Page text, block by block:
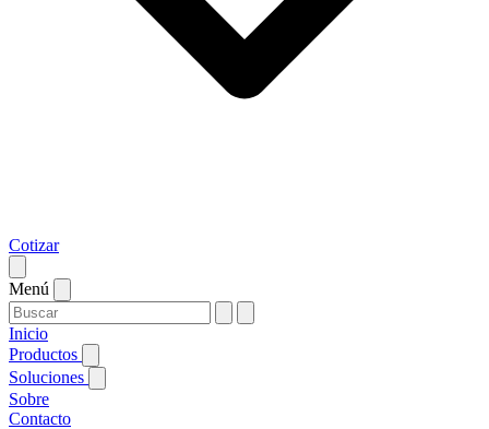
Cotizar
Menú
Inicio
Productos
Soluciones
Sobre
Contacto